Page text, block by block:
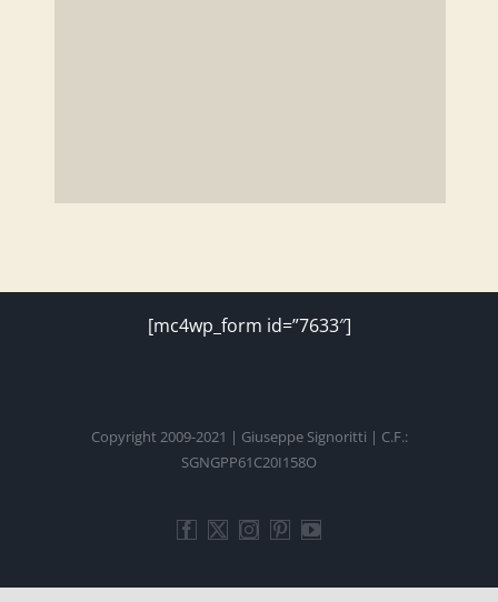
[mc4wp_form id=”7633″]
Copyright 2009-2021 | Giuseppe Signoritti | C.F.:
SGNGPP61C20I158O
Facebook
TwitterInstagram
PinterestYouTube